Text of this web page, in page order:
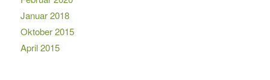
Januar 2018
Oktober 2015
April 2015